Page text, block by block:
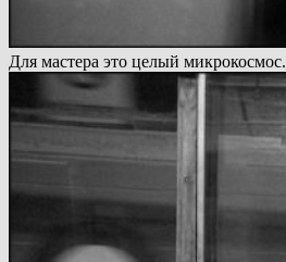
Для мастера это целый микрокосмос.